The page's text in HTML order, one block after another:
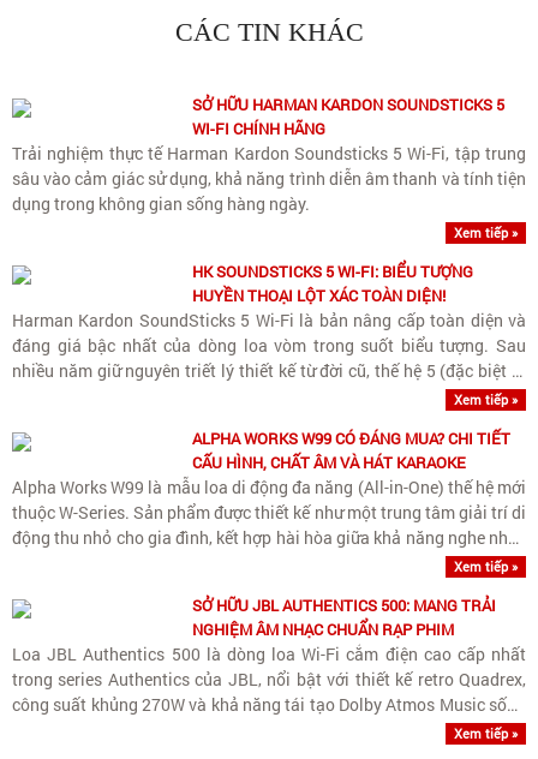
CÁC TIN KHÁC
SỞ HỮU HARMAN KARDON SOUNDSTICKS 5
WI-FI CHÍNH HÃNG
Trải nghiệm thực tế Harman Kardon Soundsticks 5 Wi-Fi, tập trung
sâu vào cảm giác sử dụng, khả năng trình diễn âm thanh và tính tiện
dụng trong không gian sống hàng ngày.
Xem tiếp »
HK SOUNDSTICKS 5 WI-FI: BIỂU TƯỢNG
HUYỀN THOẠI LỘT XÁC TOÀN DIỆN!
Harman Kardon SoundSticks 5 Wi-Fi là bản nâng cấp toàn diện và
đáng giá bậc nhất của dòng loa vòm trong suốt biểu tượng. Sau
nhiều năm giữ nguyên triết lý thiết kế từ đời cũ, thế hệ 5 (đặc biệt là
Xem tiếp »
ALPHA WORKS W99 CÓ ĐÁNG MUA? CHI TIẾT
CẤU HÌNH, CHẤT ÂM VÀ HÁT KARAOKE
Alpha Works W99 là mẫu loa di động đa năng (All-in-One) thế hệ mới
thuộc W-Series. Sản phẩm được thiết kế như một trung tâm giải trí di
động thu nhỏ cho gia đình, kết hợp hài hòa giữa khả năng nghe nhạc
Xem tiếp »
SỞ HỮU JBL AUTHENTICS 500: MANG TRẢI
NGHIỆM ÂM NHẠC CHUẨN RẠP PHIM
Loa JBL Authentics 500 là dòng loa Wi-Fi cắm điện cao cấp nhất
trong series Authentics của JBL, nổi bật với thiết kế retro Quadrex,
công suất khủng 270W và khả năng tái tạo Dolby Atmos Music sống
Xem tiếp »